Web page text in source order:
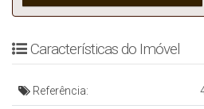
Características do Imóvel
Referência: